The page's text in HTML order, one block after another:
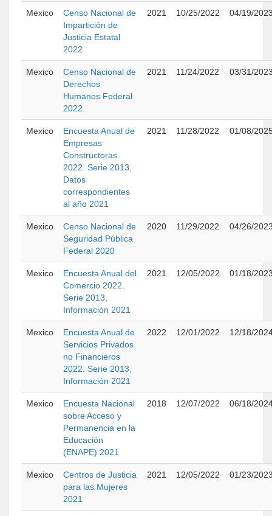
Mexico
Censo Nacional de
Impartición de
Justicia Estatal
2022
2021 10/25/2022 04/19/
Mexico
Censo Nacional de
Derechos
Humanos Federal
2022
2021 11/24/2022 03/31/
Mexico
Encuesta Anual de
Empresas
Constructoras
2022. Serie 2013,
Datos
correspondientes
al año 2021
2021 11/28/2022 01/08/
Mexico
Censo Nacional de
Seguridad Pública
Federal 2020
2020 11/29/2022 04/26/
Mexico
Encuesta Anual del
Comercio 2022.
Serie 2013,
Información 2021
2021 12/05/2022 01/18/
Mexico
Encuesta Anual de
Servicios Privados
no Financieros
2022. Serie 2013,
Información 2021
2022 12/01/2022 12/18/
Mexico
Encuesta Nacional
sobre Acceso y
Permanencia en la
Educación
(ENAPE) 2021
2018 12/07/2022 06/18/
Mexico
Centros de Justicia
para las Mujeres
2021
2021 12/05/2022 01/23/